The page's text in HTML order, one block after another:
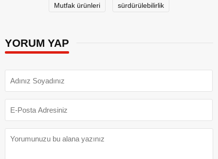
Mutfak ürünleri sürdürülebilirlik
YORUM YAP